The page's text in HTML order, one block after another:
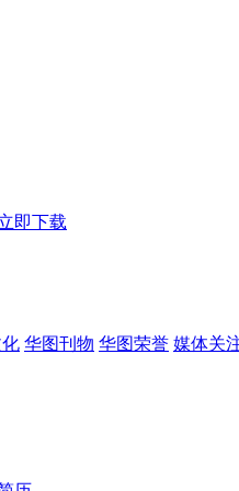
即下载
华图刊物 华图荣誉 媒体关